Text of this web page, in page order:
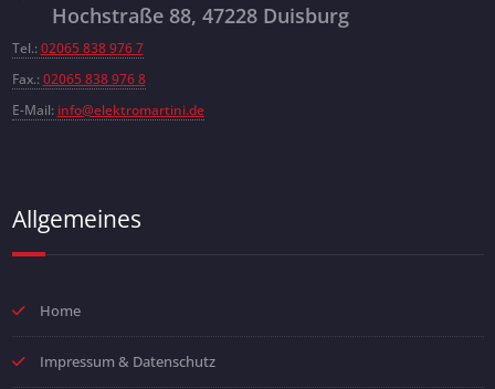
Hochstraße 88, 47228 Duisburg
Tel.: 02065 838 976 7
Fax.: 02065 838 976 8
E-Mail: info@elektromartini.de
Allgemeines
Home
Impressum & Datenschutz